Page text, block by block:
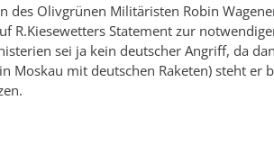
des Olivgrünen Militäristen Robin
R.Kiesewetters Statement zur
sei ja kein deutscher Angriff, da
mit deutschen Raketen) steht er